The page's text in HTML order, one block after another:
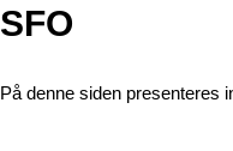
SFO
På denne siden presenteres